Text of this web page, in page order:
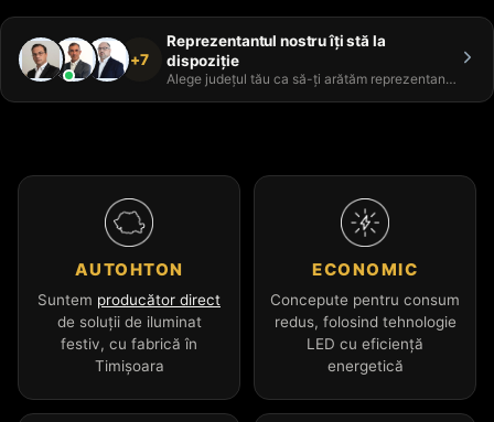
+7
Reprezentantul nostru îți stă la
dispoziție
Alege județul tău ca să-ți arătăm reprezentantul
AUTOHTON
Suntem producător direct
de soluții de iluminat
festiv, cu fabrică în
Timișoara
ECONOMIC
Concepute pentru consum
redus, folosind tehnologie
LED cu eficiență
energetică